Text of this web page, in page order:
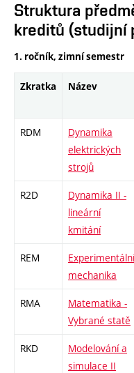
Struktura
kreditů (studijní
1. ročník, zimní semestr
Zkratka Název
RDM
Dynamika
elektrických
strojů
R2D
Dynamika II -
lineární
kmitání
REM
Experimentální
mechanika
RMA
Matematika -
Vybrané statě
RKD
Modelování a
simulace II